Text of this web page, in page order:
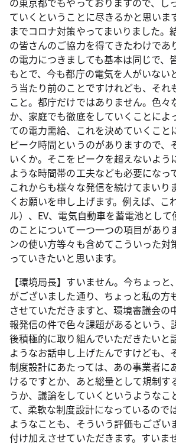
ていくということに尽きるかと思いま
までコロナ対策やってまいりました。
の皆さんのご協力を得てきたわけであ
の電力につきましても基本は同じで、
もとで、今も都庁の電気を人がいない
う当たり前のことですけれども、それ
こと。都庁だけではありません。色々
か、家庭でも徹底をしていくことによ
ての電力需給、これを決めていくこと
ピーク時間というのがありますので、
いくか。そこをピークを超えないよう
ような時間帯の工夫なども必要になっ
これからも様々な発信を続けてまいり
くお願いを申し上げます。例えば、こ
ル）、EV、電気自動車を蓄電池とし
のことについて一つ一つの項目があり
ンの使い方等々も含めてこういった対
っていきたいと思います。
【環境局長】すいません。今ちょっ
がございました通り、ちょっと私の方
させていただきますと、環境審議会の
報発信の件で色々課題があるという、
後積極的に取り組んでいただきたいと
ようなお話申し上げたんですけども、
制度設計にあたっては、あの事業者に
けるですとか、あと総量として規制す
うか、議論をしていくというようなこ
て、柔軟な制度設計になっているので
ようなことも、そういう評価もござい
付け加えさせていただきます。すいま